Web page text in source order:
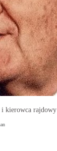
i kierowca rajdowy